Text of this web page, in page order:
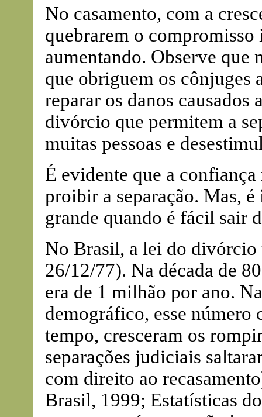
No casamento, com a
quebrarem o
aumentando. Observe que
que obriguem os cônjuges
reparar os danos
divórcio que permitem a
muitas pessoas e
É evidente que a
proibir a separação. Mas,
grande quando é fácil sair
No Brasil, a lei do divórcio
26/12/77). Na década de
era de 1 milhão por ano.
demográfico, esse
tempo, cresceram os
separações judiciais
com direito ao
Brasil, 1999; Estatísticas